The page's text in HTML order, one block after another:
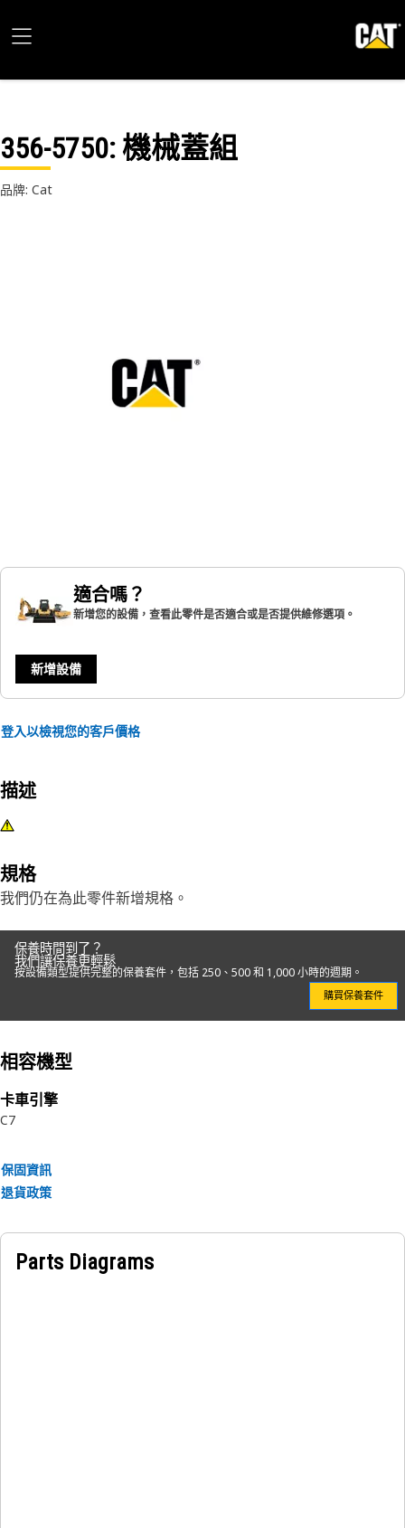
356-5750: 機械蓋組
品牌: Cat
適合嗎？
新增您的設備，查看此零件是否適合或是否提供維修選項。
新增設備
登入以檢視您的客戶價格
描述
規格
我們仍在為此零件新增規格。
保養時間到了？
我們讓保養更輕鬆
按設備類型提供完整的保養套件，包括 250、500 和 1,000 小時的週期。
購買保養套件
相容機型
卡車引擎
C7
保固資訊
退貨政策
Parts Diagrams